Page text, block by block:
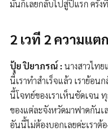
มันก็เลยกลับไปสู่ปีแรก ครั้ง
2 เวที 2 ความแ
ปุ้ย ปิยาภรณ์ : นางสาวไท
นี้เราทำสำเร็จแล้ว เราย้อ
นี้โจทย์ของเราเห็นชัดเจน
ของแต่ละจังหวัดมาฟาดกันเ
อันนี้ไม่ต้องบอกเลยค่ะเราต้